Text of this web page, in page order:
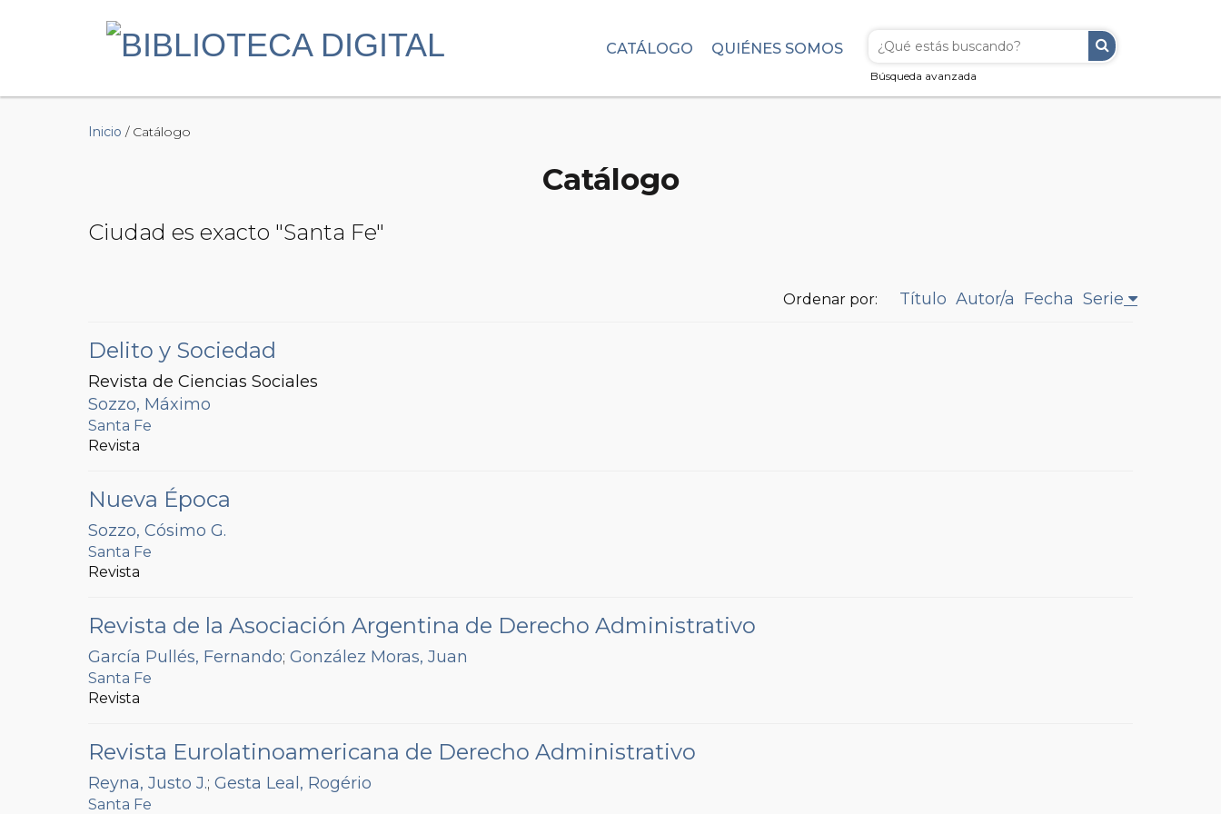
Búsqueda avanzada
CATÁLOGO QUIÉNES SOMOS
Inicio / Catálogo
Catálogo
Ciudad es exacto "Santa Fe"
Ordenar por: Título Autor/a Fecha Serie
Delito y Sociedad
Revista de Ciencias Sociales
Sozzo, Máximo
Santa Fe
Revista
Nueva Época
Sozzo, Cósimo G.
Santa Fe
Revista
Revista de la Asociación Argentina de Derecho Administrativo
García Pullés, Fernando; González Moras, Juan
Santa Fe
Revista
Revista Eurolatinoamericana de Derecho Administrativo
Reyna, Justo J.; Gesta Leal, Rogério
Santa Fe